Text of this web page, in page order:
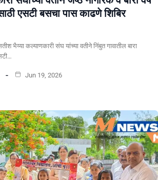
एसटी बसचा पास काढणे शिबिर
भैय्या कल्याणकारी संघ यांच्या वतीने निंबुत गावातील बारा
Jun 19, 2026